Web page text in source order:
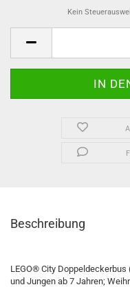
Kein
Beschreibung
LEGO® City
und Jungen ab 7 Jahren;